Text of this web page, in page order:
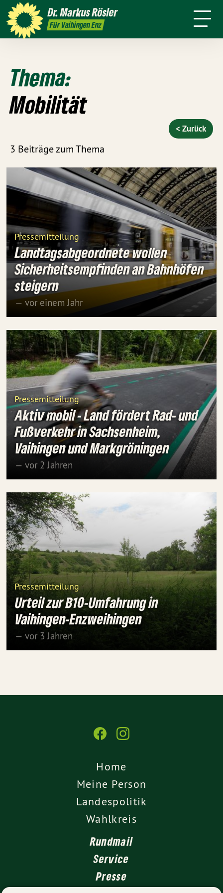
Dr. MarkusRösler
Für Vaihingen Enz
Rundmail Service Presse
Person
Thema:
Mobilität
3 Beiträge zum Thema
< Zurück
Pressemitteilung
Landtagsabgeordnete wollen
Sicherheitsempfinden an Bahnhöfen
steigern
— vor einem Jahr
Pressemitteilung
Aktiv mobil - Land fördert Rad- und
Fußverkehr in Sachsenheim,
Vaihingen und Markgröningen
— vor 2 Jahren
Pressemitteilung
Urteil zur B10-Umfahrung in
Vaihingen-Enzweihingen
— vor 3 Jahren
Home
Meine Person
Landespolitik
Wahlkreis
Rundmail
Service
Presse